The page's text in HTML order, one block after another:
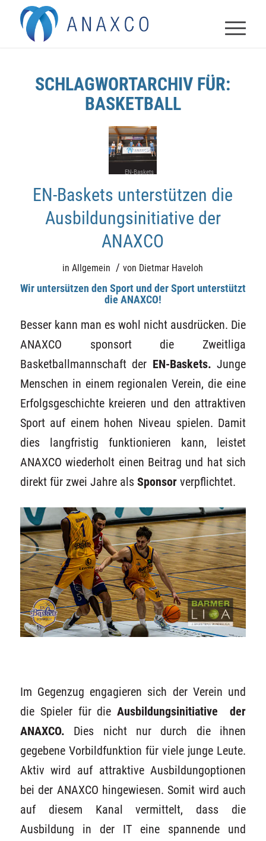
SCHLAGWORTARCHIV FÜR:
BASKETBALL
EN-Baskets
EN-Baskets unterstützen die
Ausbildungsinitiative der
ANAXCO
inAllgemein / von Dietmar Haveloh
Wir untersützen den Sport und der Sport unterstützt
die ANAXCO!
Besser kann man es wohl nicht ausdrücken. Die
ANAXCO sponsort die Zweitliga
Basketballmannschaft der EN-Baskets. Junge
Menschen in einem regionalen Verein, die eine
Erfolgsgeschichte kreieren und den attraktiven
Sport auf einem hohen Niveau spielen. Damit
dies langfristig funktionieren kann, leistet
ANAXCO wiederholt einen Beitrag und hat sich
direkt für zwei Jahre als Sponsorverpflichtet.
Im Gegenzug engagieren sich der Verein und
die Spieler für dieAusbildungsinitiative der
ANAXCO. Dies nicht nur durch die ihnen
gegebene Vorbildfunktion für viele junge Leute.
Aktiv wird auf attraktive Ausbildungoptionen
bei der ANAXCO hingewiesen. Somit wird auch
auf diesem Kanal vermittelt, dass die
Ausbildung in der IT eine spannende und